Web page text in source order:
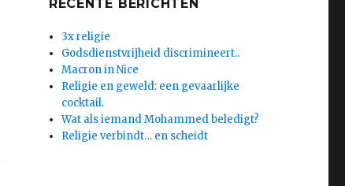
RECENTE BERICHTEN
3x religie
Godsdienstvrijheid discrimineert..
Macron in Nice
Religie en geweld: een gevaarlijke
cocktail.
Wat als iemand Mohammed beledigt?
Religie verbindt… en scheidt